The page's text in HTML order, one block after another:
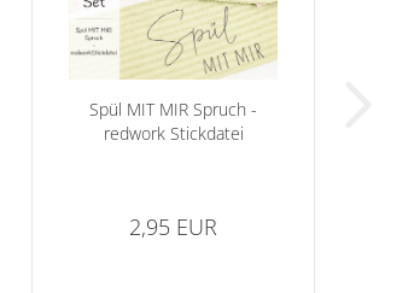
Spül MIT MIR Spruch -
redwork Stickdatei
2,95 EUR